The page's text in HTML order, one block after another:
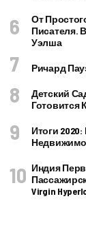
От
Писателя.
Уэлша
Ричард
Детский
Готовится
Итоги
Индия
Virgin